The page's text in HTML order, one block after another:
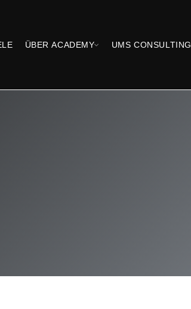
ÜBER ACADEMY UMS CONSULTING